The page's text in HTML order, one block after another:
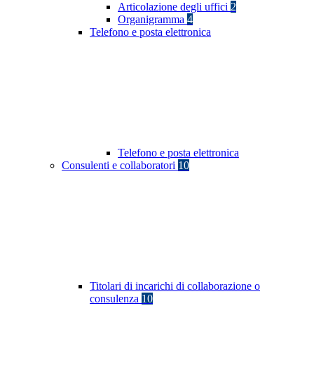
Articolazione degli uffici 2
Organigramma 4
Telefono e posta elettronica
Telefono e posta elettronica
Consulenti e collaboratori 10
Titolari di incarichi di collaborazione o
consulenza 10